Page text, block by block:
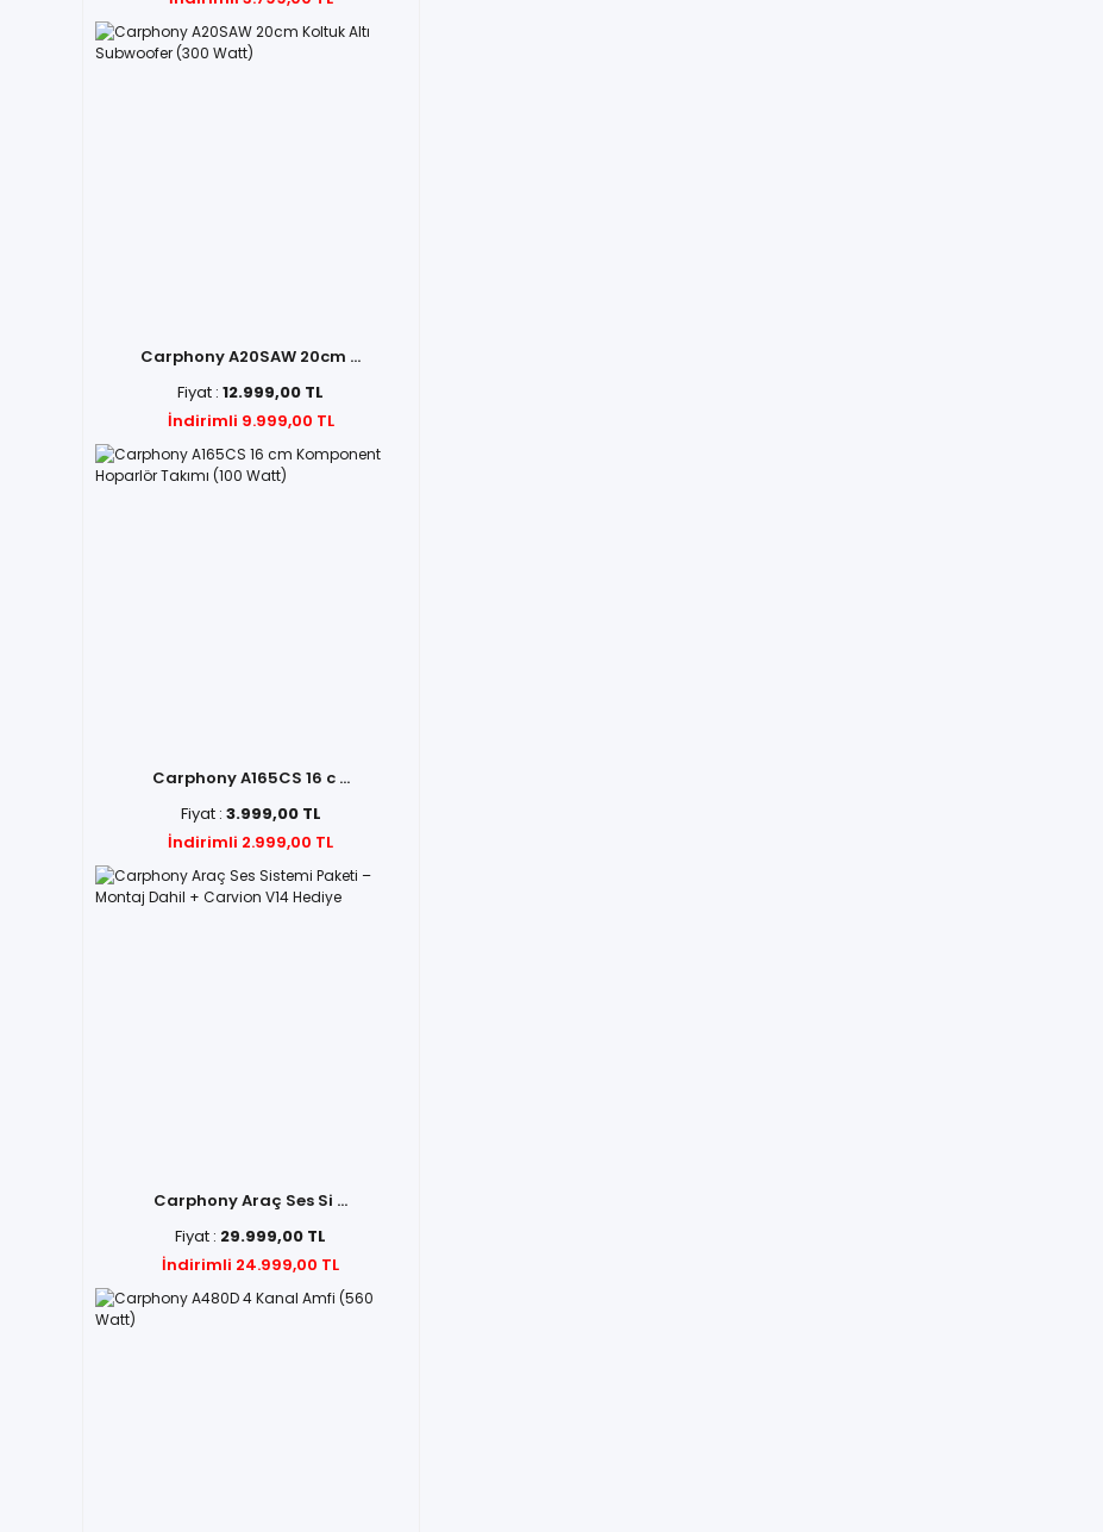
Carphony A20SAW 20cm ...
Fiyat :12.999,00 TL
İndirimli 9.999,00 TL
Carphony A165CS 16 c ...
Fiyat : 3.999,00 TL
İndirimli 2.999,00 TL
Carphony Araç Ses Si ...
Fiyat : 29.999,00 TL
İndirimli 24.999,00 TL